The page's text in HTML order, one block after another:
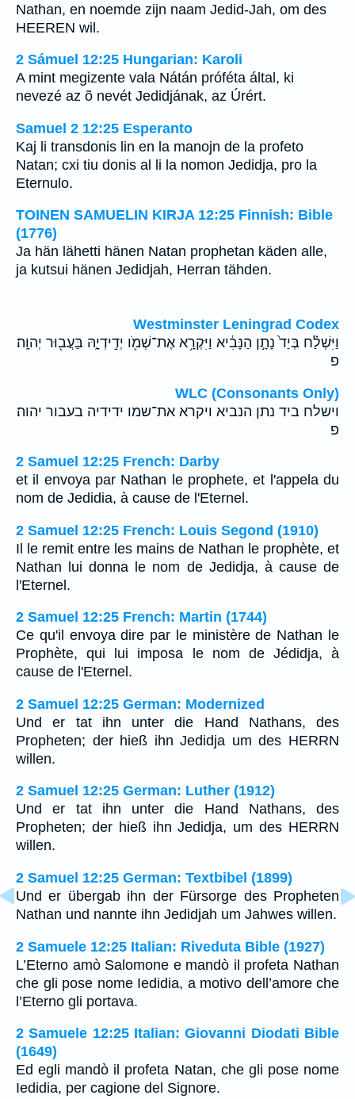
Nathan, en noemde zijn naam Jedid-Jah, om des
HEEREN wil.
2 Sámuel 12:25 Hungarian: Karoli
A mint megizente vala Nátán próféta által, ki
nevezé az õ nevét Jedidjának, az Úrért.
Samuel 2 12:25 Esperanto
Kaj li transdonis lin en la manojn de la profeto
Natan; cxi tiu donis al li la nomon Jedidja, pro la
Eternulo.
TOINEN SAMUELIN KIRJA 12:25 Finnish: Bible
(1776)
Ja hän lähetti hänen Natan prophetan käden alle,
ja kutsui hänen Jedidjah, Herran tähden.
Westminster Leningrad Codex
וַיִּשְׁלַ֗ח בְּיַד֙ נָתָ֣ן הַנָּבִ֔יא וַיִּקְרָ֥א אֶת־שְׁמֹ֖ו יְדִ֣ידְיָ֑הּ בַּעֲב֖וּר יְהוָֽה׃
פ
WLC (Consonants Only)
וישלח ביד נתן הנביא ויקרא את־שמו ידידיה בעבור יהוה׃
פ
2 Samuel 12:25 French: Darby
et il envoya par Nathan le prophete, et l'appela du
nom de Jedidia, à cause de l'Eternel.
2 Samuel 12:25 French: Louis Segond (1910)
Il le remit entre les mains de Nathan le prophète, et
Nathan lui donna le nom de Jedidja, à cause de
l'Eternel.
2 Samuel 12:25 French: Martin (1744)
Ce qu'il envoya dire par le ministère de Nathan le
Prophète, qui lui imposa le nom de Jédidja, à
cause de l'Eternel.
2 Samuel 12:25 German: Modernized
Und er tat ihn unter die Hand Nathans, des
Propheten; der hieß ihn Jedidja um des HERRN
willen.
2 Samuel 12:25 German: Luther (1912)
Und er tat ihn unter die Hand Nathans, des
Propheten; der hieß ihn Jedidja, um des HERRN
willen.
2 Samuel 12:25 German: Textbibel (1899)
Und er übergab ihn der Fürsorge des Propheten
Nathan und nannte ihn Jedidjah um Jahwes willen.
2 Samuele 12:25 Italian: Riveduta Bible (1927)
L’Eterno amò Salomone e mandò il profeta Nathan
che gli pose nome Iedidia, a motivo dell’amore che
l’Eterno gli portava.
2 Samuele 12:25 Italian: Giovanni Diodati Bible
(1649)
Ed egli mandò il profeta Natan, che gli pose nome
Iedidia, per cagione del Signore.